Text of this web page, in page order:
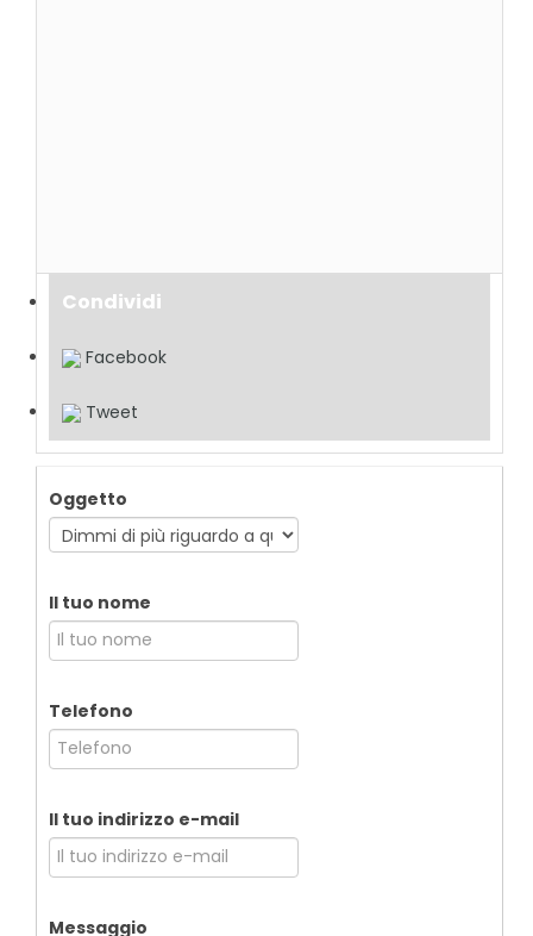
Condividi
Facebook
Tweet
Oggetto
Il tuo nome
Telefono
Il tuo indirizzo e-mail
Messaggio